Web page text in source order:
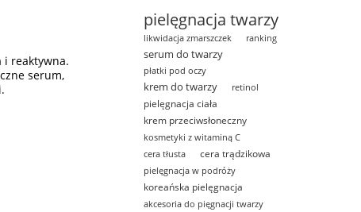
i reaktywna.
serum,
pielęgnacja twarzy
likwidacja zmarszczek ranking
serum do twarzy
płatki pod oczy
krem do twarzy retinol
pielęgnacja ciała
krem przeciwsłoneczny
kosmetyki z witaminą C
cera tłusta
cera trądzikowa
pielęgnacja w podróży
koreańska pielęgnacja
akcesoria do pięgnacji twarzy